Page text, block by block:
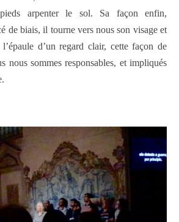
arpenter le sol. Sa façon enfin,
de biais, il tourne vers nous son visage et
d’un regard clair, cette façon de
nous sommes responsables, et impliqués